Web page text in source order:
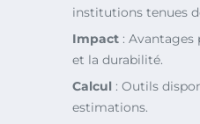
institutions tenues
Impact :
et la durabilité.
Calcul : Outils
estimations.